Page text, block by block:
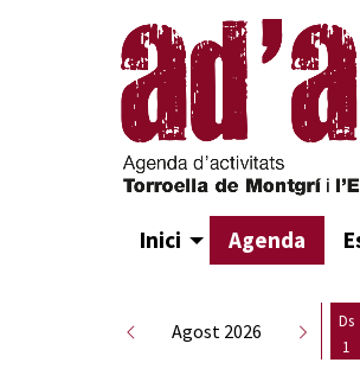
Inici Agenda
Agost 2026
Ds
1